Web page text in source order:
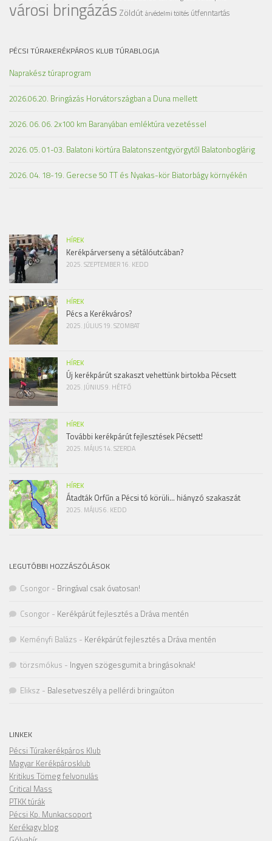
városi bringázás Zöldútárvédelmi töltés útfenntartás
PÉCSI TÚRAKERÉKPÁROS KLUB TÚRABLOGJA
Naprakész túraprogram
2026.06.20. Bringázás Horvátországban a Duna mellett
2026. 06. 06. 2x100 km Baranyában emléktúra vezetéssel
2026. 05. 01-03. Balatoni körtúra Balatonszentgyörgytől Balatonboglárig
2026. 04. 18-19. Gerecse 50 TT és Nyakas-kör Biatorbágy környékén
HÍREK
Kerékpárverseny a sétálóutcában?
2025. SZEPTEMBER 16. KEDD
HÍREK
Pécs a Kerékváros?
2025. JÚLIUS 19. SZOMBAT
HÍREK
Új kerékpárút szakaszt vehettünk birtokba Pécsett
2025. JÚNIUS 9. HÉTFŐ
HÍREK
További kerékpárút fejlesztések Pécsett!
2025. MÁJUS 14. SZERDA
HÍREK
Átadták Orfűn a Pécsi tó körüli… hiányzó szakaszát
2025. MÁJUS 6. KEDD
LEGUTÓBBI HOZZÁSZÓLÁSOK
Csongor - Bringával csak óvatosan!
Csongor - Kerékpárút fejlesztés a Dráva mentén
Keményfi Balázs - Kerékpárút fejlesztés a Dráva mentén
törzsmókus - Ingyen szögesgumit a bringásoknak!
Eliksz - Balesetveszély a pellérdi bringaúton
LINKEK
Pécsi Túrakerékpáros Klub
Magyar Kerékpárosklub
Kritikus Tömeg felvonulás
Critical Mass
PTKK túrák
Pécsi Kp. Munkacsoport
Kerékagy blog